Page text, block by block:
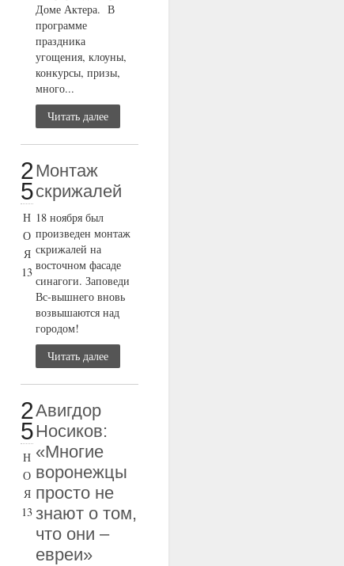
Доме Актера. В
программе
праздника
угощения, клоуны,
конкурсы, призы,
много...
Читать далее
2
5
Н
О
Я
13
Монтаж
скрижалей
18 ноября был
произведен монтаж
скрижалей на
восточном фасаде
синагоги. Заповеди
Вс-вышнего вновь
возвышаются над
городом!
Читать далее
2
5
Н
О
Я
13
Авигдор
Носиков:
«Многие
воронежцы
просто не
знают о том,
что они –
евреи»